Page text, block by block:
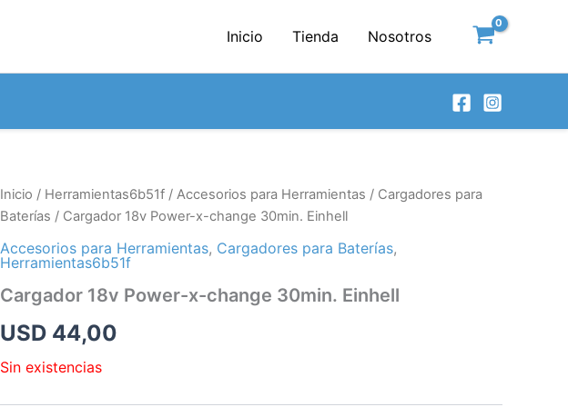
Inicio Tienda Nosotros
Inicio / Herramientas6b51f / Accesorios para Herramientas / Cargadores para
Baterías / Cargador 18v Power-x-change 30min. Einhell
Accesorios para Herramientas, Cargadores para Baterías,
Herramientas6b51f
Cargador 18v Power-x-change 30min. Einhell
USD 44,00
Sin existencias